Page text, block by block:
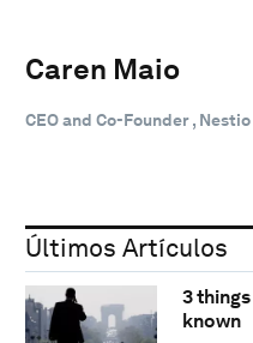
Caren Maio
CEO and Co-Founder , Nestio
Últimos Artículos
3
known